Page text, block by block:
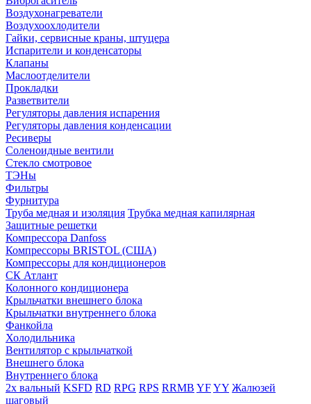
Воздухонагреватели
Воздухоохлодители
Гайки, сервисные краны, штуцера
Испарители и конденсаторы
Клапаны
Маслоотделители
Прокладки
Разветвители
Регуляторы давления испарения
Регуляторы давления конденсации
Ресиверы
Соленоидные вентили
Стекло смотровое
ТЭНы
Фильтры
Фурнитура
Труба медная и изоляция Трубка медная капилярная
Защитные решетки
Компрессора Danfoss
Компрессоры BRISTOL (США)
Компрессоры для кондиционеров
СК Атлант
Колонного кондиционера
Крыльчатки внешнего блока
Крыльчатки внутреннего блока
Фанкойла
Холодильника
Вентилятор с крыльчаткой
Внешнего блока
Внутреннего блока
2х вальный KSFD RD RPG RPS RRMB YFYY Жалюзей
шаговый